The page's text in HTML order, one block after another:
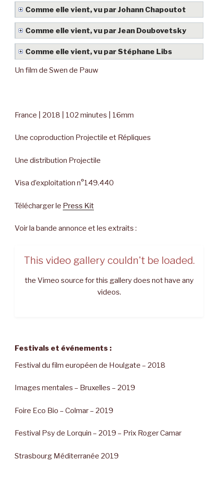
Comme elle vient, vu par Johann Chapoutot
Comme elle vient, vu par Jean Doubovetsky
Comme elle vient, vu par Stéphane Libs
Un film de Swen de Pauw
France | 2018 | 102 minutes | 16mm
Une coproduction Projectile et Répliques
Une distribution Projectile
Visa d’exploitation n°149.440
Télécharger le Press Kit
Voir la bande annonce et les extraits :
This video gallery couldn't be loaded.
the Vimeo source for this gallery does not have any
videos.
Festivals et événements :
Festival du film européen de Houlgate – 2018
Images mentales – Bruxelles – 2019
Foire Eco Bio – Colmar – 2019
Festival Psy de Lorquin – 2019 – Prix Roger Camar
Strasbourg Méditerranée 2019